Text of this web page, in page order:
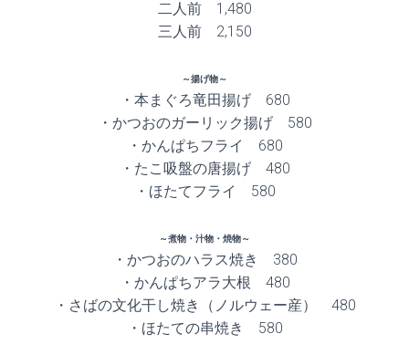
二人前 1,480
三人前 2,150
～揚げ物～
・本まぐろ竜田揚げ 680
・かつおのガーリック揚げ 580
・かんぱちフライ 680
・たこ吸盤の唐揚げ 480
・ほたてフライ 580
～煮物・汁物・焼物～
・かつおのハラス焼き 380
・かんぱちアラ大根 480
・さばの文化干し焼き（ノルウェー産） 480
・ほたての串焼き 580